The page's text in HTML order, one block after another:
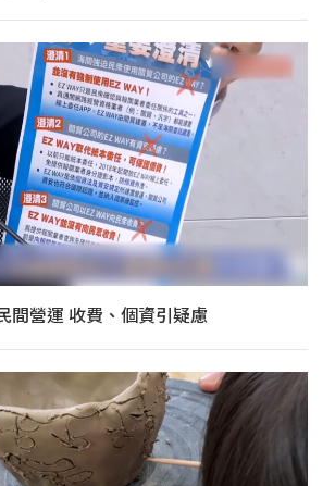
間營運 收費、個資引疑慮